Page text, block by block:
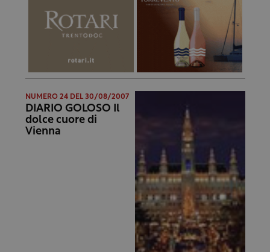
NUMERO 24 DEL 30/08/2007
DIARIO GOLOSO Il
dolce cuore di
Vienna